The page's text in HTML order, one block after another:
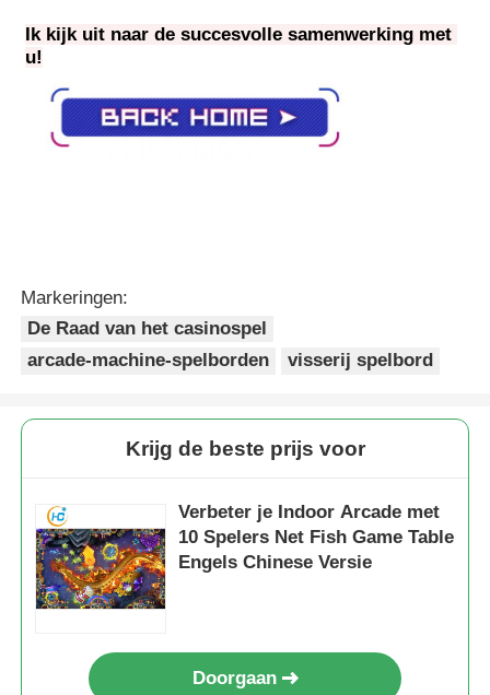
Ik kijk uit naar de succesvolle samenwerking met
u!
Markeringen:
De Raad van het casinospel
arcade-machine-spelborden
visserij spelbord
Krijg de beste prijs voor
Verbeter je Indoor Arcade met
10 Spelers Net Fish Game Table
Engels Chinese Versie
Doorgaan